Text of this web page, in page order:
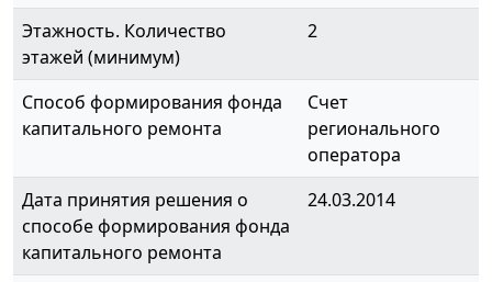
Этажность. Количество
этажей (минимум)
2
Способ формирования фонда
капитального ремонта
Счет
регионального
оператора
Дата принятия решения о
способе формирования фонда
капитального ремонта
24.03.2014